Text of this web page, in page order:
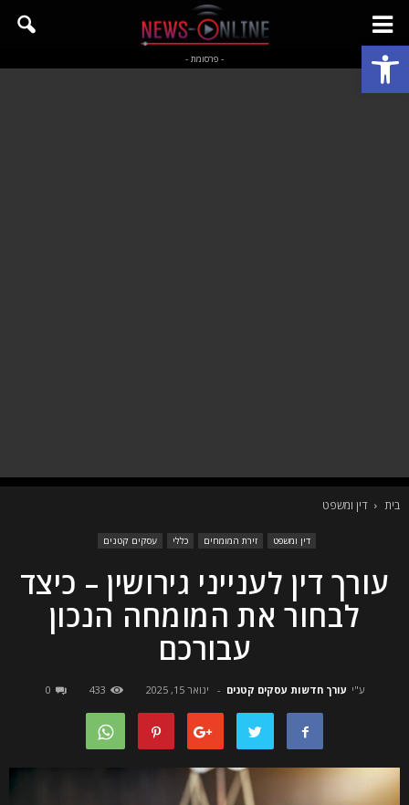
פתח סרגל נגישות - פרסומת -
בית דין ומשפט
דין ומשפט זירת המומחים כללי עסקים קטנים
עורך דין לענייני גירושין – כיצד
לבחור את המומחה הנכון
עבורכם
ע"י עורך חדשות עסקים קטנים - ינואר 15, 2025 433
0